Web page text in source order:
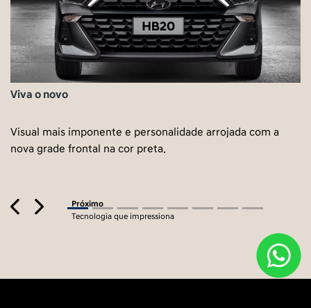
Viva o novo
Visual mais imponente e personalidade arrojada com a
nova grade frontal na cor preta.
PreviousNext
Próximo
Tecnologia que impressiona